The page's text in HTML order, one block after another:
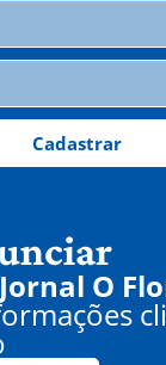
Cadastrar
O